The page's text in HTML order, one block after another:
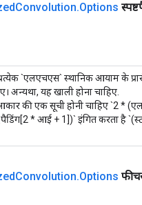
Convolution.Options
प्रत्येक `एलएचएस` स्थानिक आयाम के
अन्यथा, यह खाली होना चाहिए.
की एक सूची होनी चाहिए `2 *
* आई + 1])` इंगित करता है
Convolution.Options